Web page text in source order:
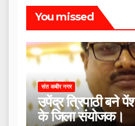
You missed
संत कबीर नगर
उपेंद्र त्रिपाठी बने
के जिला संयोजक।